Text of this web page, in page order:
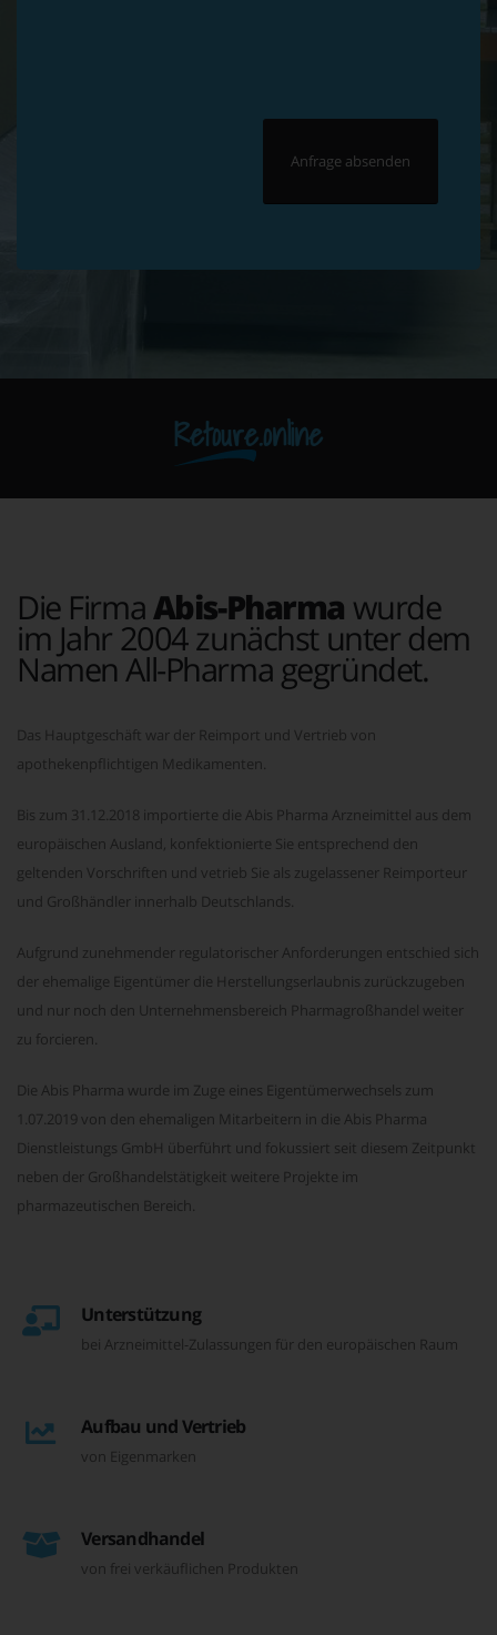
Retoure.online
Die Firma Abis-Pharma wurde
im Jahr 2004 zunächst unter dem
Namen All-Pharma gegründet.
Das Hauptgeschäft war der Reimport und Vertrieb von
apothekenpflichtigen Medikamenten.
Bis zum 31.12.2018 importierte die Abis Pharma Arzneimittel aus dem
europäischen Ausland, konfektionierte Sie entsprechend den
geltenden Vorschriften und vetrieb Sie als zugelassener Reimporteur
und Großhändler innerhalb Deutschlands.
Aufgrund zunehmender regulatorischer Anforderungen entschied sich
der ehemalige Eigentümer die Herstellungserlaubnis zurückzugeben
und nur noch den Unternehmensbereich Pharmagroßhandel weiter
zu forcieren.
Die Abis Pharma wurde im Zuge eines Eigentümerwechsels zum
1.07.2019 von den ehemaligen Mitarbeitern in die Abis Pharma
Dienstleistungs GmbH überführt und fokussiert seit diesem Zeitpunkt
neben der Großhandelstätigkeit weitere Projekte im
pharmazeutischen Bereich.
Unterstützung
bei Arzneimittel-Zulassungen für den europäischen Raum
Aufbau und Vertrieb
von Eigenmarken
Versandhandel
von frei verkäuflichen Produkten